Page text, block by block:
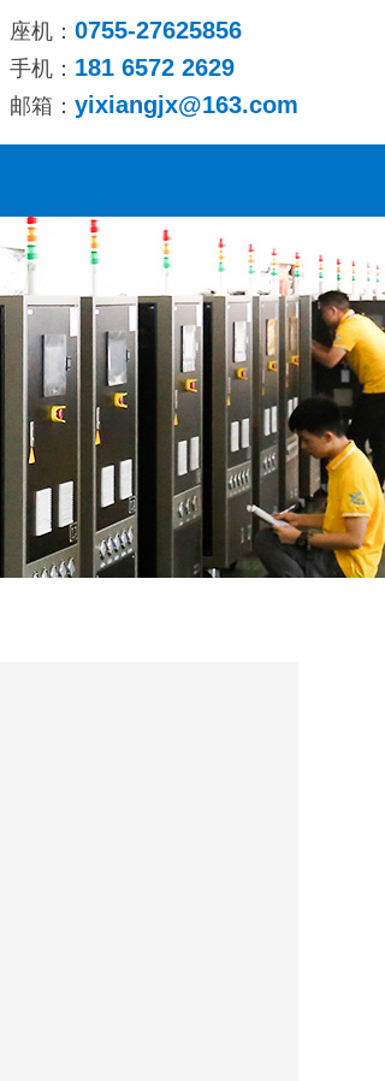
座机： 0755-27625856
手机： 181 6572 2629
邮箱： yixiangjx@163.com